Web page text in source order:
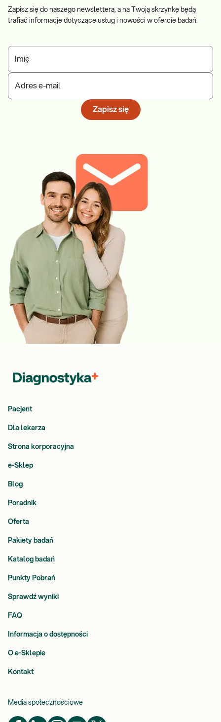
Zapisz się do naszego newslettera, a na Twoją skrzynkę będą
trafiać informacje dotyczące usług i nowości w ofercie badań.
Imię
Adres e-mail
Zapisz się
Pacjent
Dla lekarza
Strona korporacyjna
e-Sklep
Blog
Poradnik
Oferta
Pakiety badań
Katalog badań
Punkty Pobrań
Sprawdź wyniki
FAQ
Informacja o dostępności
O e-Sklepie
Kontakt
Media społecznościowe